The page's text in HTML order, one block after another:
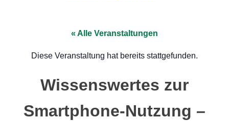
« Alle Veranstaltungen
Diese Veranstaltung hat bereits stattgefunden.
Wissenswertes zur
Smartphone-Nutzung –